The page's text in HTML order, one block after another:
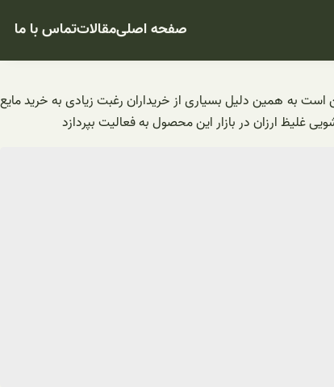
صفحه اصلیمقالاتتماس با ما
است به همین دلیل بسیاری از خریداران رغبت زیادی به خرید مایع
ارزان در بازار این محصول به فعالیت بپردازد